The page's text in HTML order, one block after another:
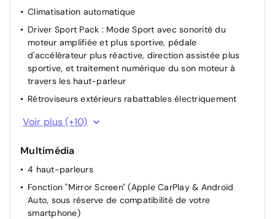
Climatisation automatique
Driver Sport Pack : Mode Sport avec sonorité du
moteur amplifiée et plus sportive, pédale
d'accélérateur plus réactive, direction assistée plus
sportive, et traitement numérique du son moteur à
travers les haut-parleur
Rétroviseurs extérieurs rabattables électriquement
Rétroviseurs extérieurs chauffants électriques
Acces AV + coffre+ Demarrage sans contact
Siège conducteur avec réglage manuel en hauteur
Siège passager à réglage mécanique
Lève-vitres AR électriques
Voir plus (+10)
Multimédia
4 haut-parleurs
Fonction "Mirror Screen" (Apple CarPlay & Android
Auto, sous réserve de compatibilité de votre
smartphone)